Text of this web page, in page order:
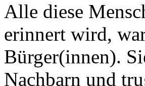
Alle diese
erinnert wird,
Bürger(innen).
Nachbarn und